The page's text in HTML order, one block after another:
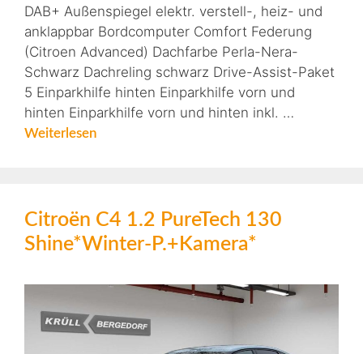
DAB+ Außenspiegel elektr. verstell-, heiz- und
anklappbar Bordcomputer Comfort Federung
(Citroen Advanced) Dachfarbe Perla-Nera-
Schwarz Dachreling schwarz Drive-Assist-Paket
5 Einparkhilfe hinten Einparkhilfe vorn und
hinten Einparkhilfe vorn und hinten inkl. …
Weiterlesen
Citroën C4 1.2 PureTech 130
Shine*Winter-P.+Kamera*